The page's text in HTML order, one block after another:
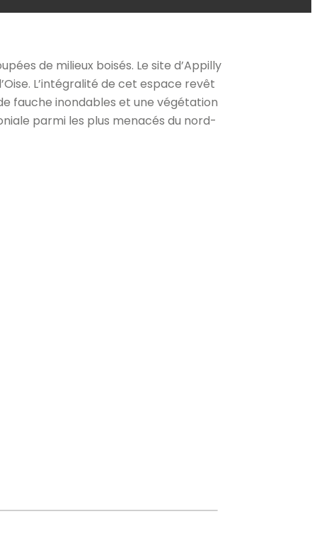
de milieux boisés. Le site d’Appilly
L’intégralité de cet espace revêt
fauche inondables et une végétation
parmi les plus menacés du nord-